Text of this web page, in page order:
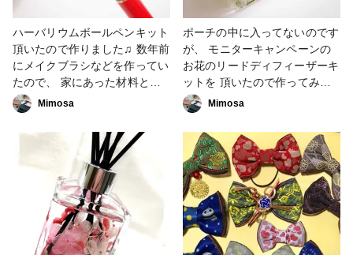
でしたが、色が変わるだけで雰
囲気も違いますね。きっと香り
が違っても変わるんだろうなぁ
😊 お花のリードディフューザ
ー、とても楽しかったです。本
当にありがとうございました。
#リードディフィーザー #お花
キット #ハンドメイド応援企
ーバリウム
みましたが、ほとんど沈んでし
まいました🤤 透明のゼリーボ
ールなんかを先に沈めておいた
ら良かったのかしら…💦 とて
も簡単に出来たので、オイルを
触らせないよう気をつけつつ、
次回は子供たちと一緒に作って
が好きな香りとか素材を探して
みよう🤔 #ハンドメイド応援企
画 #どこでもホビーショー #ホ
ビーショー残念企画 #お花のリ
ードディフューザー手作りキッ
ト #ハーバリウム #crocchaさ
んありがとうございます
ハーバリウムボールペンキット
頂いたので作りました♫ 数年前
にメイクブラシなどを作ってい
たので、 家にあった材料と組
み合わせてみました🤗 ブラッ
クとレッドホワイト、 ほんの
りゴールドのお花がはいってい
に 空気が1ヶ所はいってしまい
ました💦^^; ボンドを付けた後
に気がついて やり直せなかっ
たのでこのままに（笑） モニ
ター応募に当選させていただき
ありがとう御座いました。 #ハ
Mimosa
ポーチの中に入ってないのです
が、 モニターキャンペーンの
お花のリードディフィーザーキ
ットを 頂いたので作ってみま
した♫ 全部揃ってるので5分も
かからず こんな素敵なものが
作れるなんて😍 サクラの香り
はほんのり漂う感じも グリー
ンとイエローのお花も とって
も素敵でした💖 モニター応募
に当選させてただき ありがと
うございました！！ #どこでも
ホビーショー #ハンドメイド応
援企画 #リードディフィーザー
Mimosa